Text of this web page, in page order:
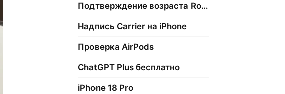
Подтверждение возраста Roblox
Надпись Carrier на iPhone
Проверка AirPods
ChatGPT Plus бесплатно
iPhone 18 Pro